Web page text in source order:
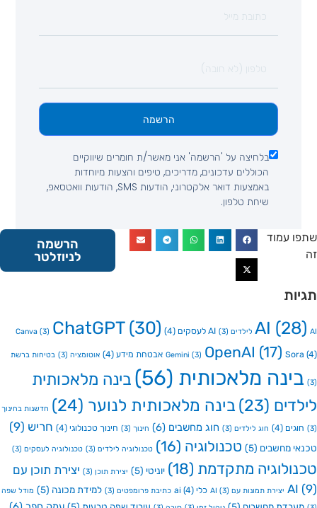
בלחיצה על 'הרשמה' אני מאשר/ת חומרים שיווקיים
הכוללים עדכונים, מדריכים, טיפים והצעות מיוחדות
באמצעות דואר אלקטרוני, הודעות SMS, הודעות וואטסאפ,
שיחת טלפון.
הרשמה
עמוד
הרשמה
לניוזלטר
AI
(3) AI לעסקים (4)
Canva(3) ChatGPT(30)
Gemini(3) OpenAI(17) אבטחת מידע (4) אוטומציה(3) בטיחות ברשת
מלאכותית(56)
בינה מלאכותית
(23) בינה מלאכותית לנוער(24) חדשנות בחינוך
(4) חוג לילדים(3) חוג מחשבים(6) חינוך (3) חינוך טכנולוגי(4) חריש(9)
מחשבים(5) טכנולוגיה(16) טכנולוגיה לילדים(3) טכנולוגיה לעסקים(3)
מתקדמת(18) יוניטי (5) יצירת תוכן(3)
יצירת תוכן עם
AI יצירת תמונות עם AI(3) כלי ai(4) כתיבת פרומפטים(3) למידת מכונה(5) מודל שפה